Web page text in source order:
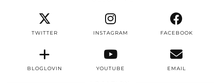
TWITTER INSTAGRAM FACEBOOK
BLOGLOVIN YOUTUBE EMAIL